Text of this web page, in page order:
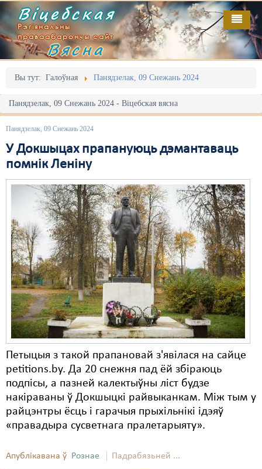
Віцебская
Рэгіянальны
праваабарончы сайт
Вясна
Вы тут: Галоўная Панядзелак, 09 Снежань 2024
Панядзелак, 09 Снежань 2024 - Віцебская вясна
Панядзелак, 09 Снежань 2024
У Докшыцах прапануюць дэмантаваць
помнік Леніну
Петыцыя з такой прапановай з'явілася на сайце
petitions.by. Да 20 снежня пад ёй збіраюць
подпісы, а пазней калектыўны ліст будзе
накіраваны ў Докшыцкі райвыканкам. Між тым у
райцэнтры ёсць і гарачыя прыхільнікі ідэяў
«правадыра сусветнага пралетарыяту».
Апублікавана ў Рознае Падрабязьней ...
Галоўная
Адміністрацыйны перасьлед
Акцыі
Выбары
Грамадзянскія ініцыятывы
Дзяржава
Дыскрымінацыя
Затрыманьні
Карная псыхіятрыя
КПЧ ААН
Культурныя правы
ЛПП
Мігранты
Мірныя сходы
Палітвязьні
Праваабаронцы
Правы дзіцяці
Выданьні
Відэа
Пра нас
RSS